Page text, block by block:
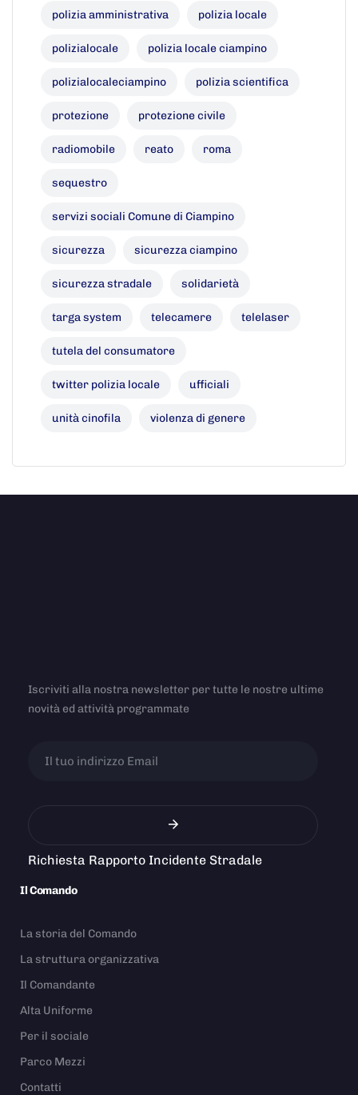
polizia amministrativa polizia locale
polizialocale polizia locale ciampino
polizialocaleciampino polizia scientifica
protezione protezione civile
radiomobile reato roma
sequestro
servizi sociali Comune di Ciampino
sicurezza sicurezza ciampino
sicurezza stradale solidarietà
targa system telecamere telelaser
tutela del consumatore
twitter polizia locale ufficiali
unità cinofila violenza di genere
Iscriviti alla nostra newsletter per tutte le nostre ultime
novità ed attività programmate
Richiesta Rapporto Incidente Stradale
Il Comando
La storia del Comando
La struttura organizzativa
Il Comandante
Alta Uniforme
Per il sociale
Parco Mezzi
Contatti